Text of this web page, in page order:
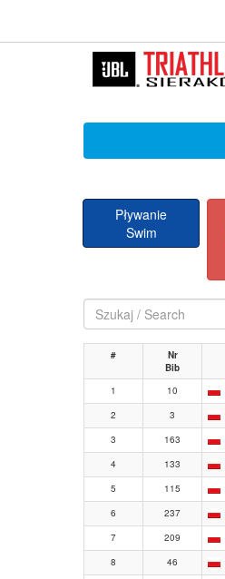
Pływanie
Swim
#
Nr
Bib
1
10
2
3
3
163
4
133
5
115
6
237
7
209
8
46